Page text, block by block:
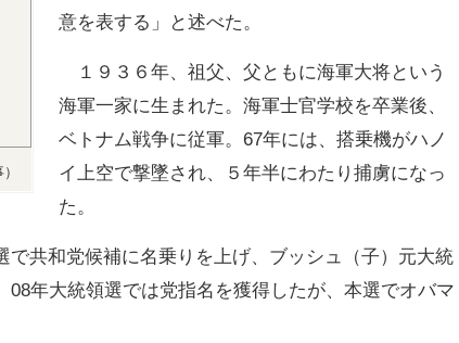
意を表する」と述べた。
１９３６年、祖父、父ともに海軍大将という
海軍一家に生まれた。海軍士官学校を卒業後、
ベトナム戦争に従軍。67年には、搭乗機がハノ
イ上空で撃墜され、５年半にわたり捕虜になっ
た。
共和党候補に名乗りを上げ、ブッシュ（子）元大統
08年大統領選では党指名を獲得したが、本選でオバマ